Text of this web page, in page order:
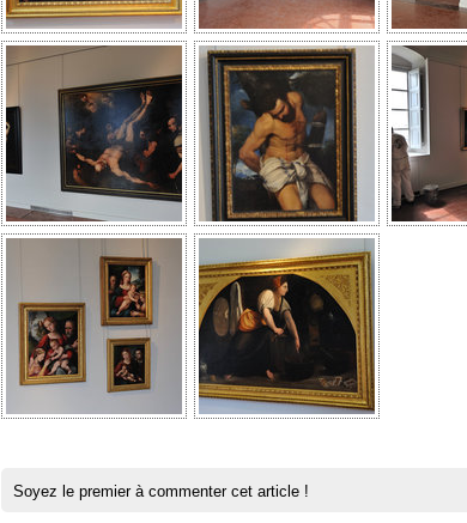
Soyez le premier à commenter cet article !